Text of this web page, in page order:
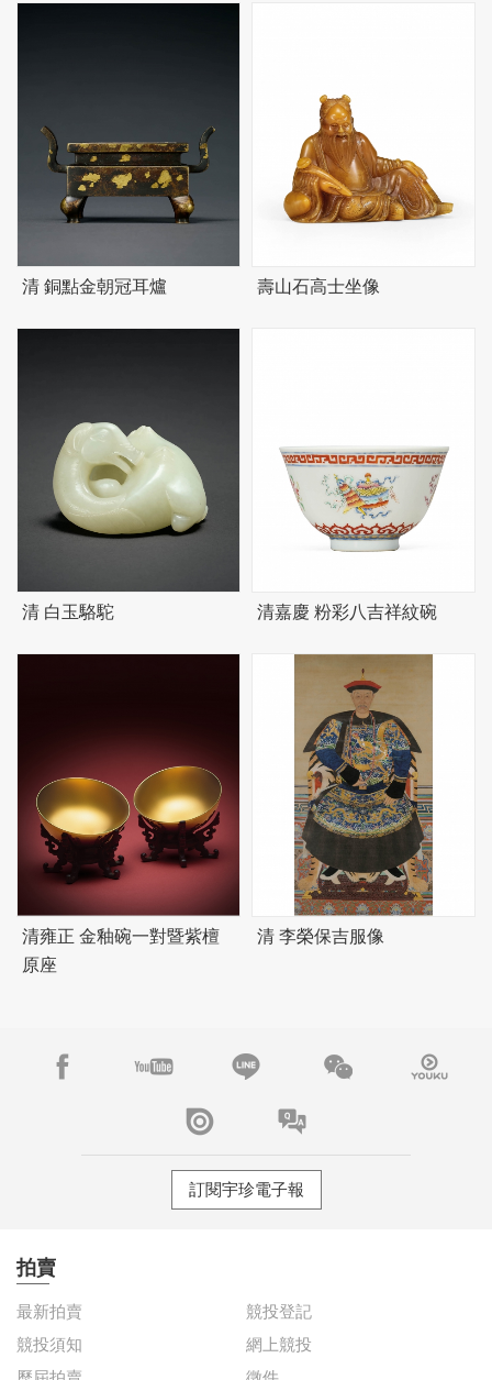
清 銅點金朝冠耳爐 壽山石高士坐像
清 白玉駱駝 清嘉慶 粉彩八吉祥紋碗
清雍正 金釉碗一對暨紫檀
原座
清 李榮保吉服像
訂閱宇珍電子報
拍賣
最新拍賣
競投登記
競投須知
網上競投